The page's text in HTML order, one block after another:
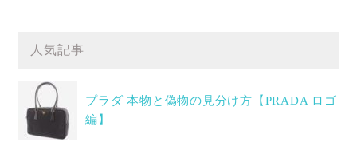
人気記事
プラダ 本物と偽物の見分け方【PRADA ロゴ
編】